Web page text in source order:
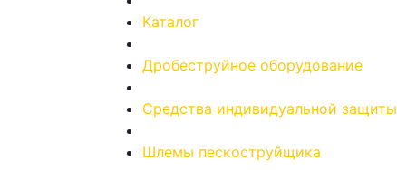
Каталог
Дробеструйное оборудование
Средства индивидуальной защиты
Шлемы пескоструйщика